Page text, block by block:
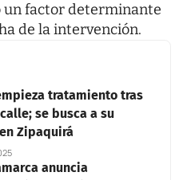
factor determinante
de la intervención.
tratamiento tras
se busca a su
Zipaquirá
anuncia